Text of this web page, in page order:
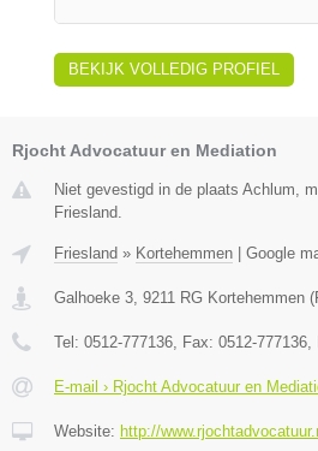
BEKIJK VOLLEDIG PROFIEL
Rjocht Advocatuur en Mediation
Niet gevestigd in de plaats Achlum,
Friesland.
Friesland » Kortehemmen Google
Galhoeke 3, 9211 RG Kortehemmen (
Tel: 0512-777136, Fax: 0512-777136,
E-mail › Rjocht Advocatuur en
Website: http://